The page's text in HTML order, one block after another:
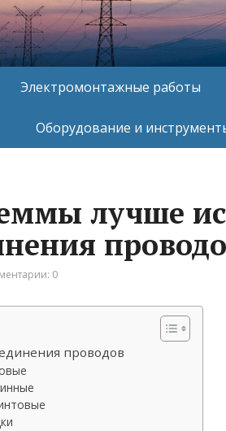
Электромонтажные работы
Оборудование и
лучше
0
проводов